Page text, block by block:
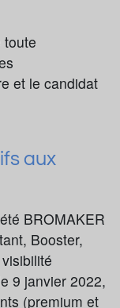
toute
et le candidat
aux
BROMAKER
Booster,
9 janvier 2022,
(premium et